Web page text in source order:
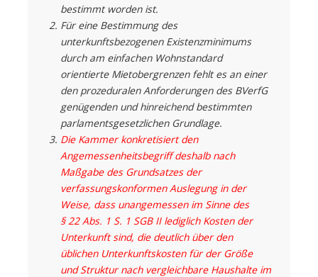
bestimmt worden ist.
Für eine Bestimmung des
unterkunftsbezogenen Existenzminimums
durch am einfachen Wohnstandard
orientierte Mietobergrenzen fehlt es an einer
den prozeduralen Anforderungen des BVerfG
genügenden und hinreichend bestimmten
parlamentsgesetzlichen Grundlage.
Die Kammer konkretisiert den
Angemessenheitsbegriff deshalb nach
Maßgabe des Grundsatzes der
verfassungskonformen Auslegung in der
Weise, dass unangemessen im Sinne des
§ 22 Abs. 1 S. 1 SGB II lediglich Kosten der
Unterkunft sind, die deutlich über den
üblichen Unterkunftskosten für der Größe
und Struktur nach vergleichbare Haushalte im